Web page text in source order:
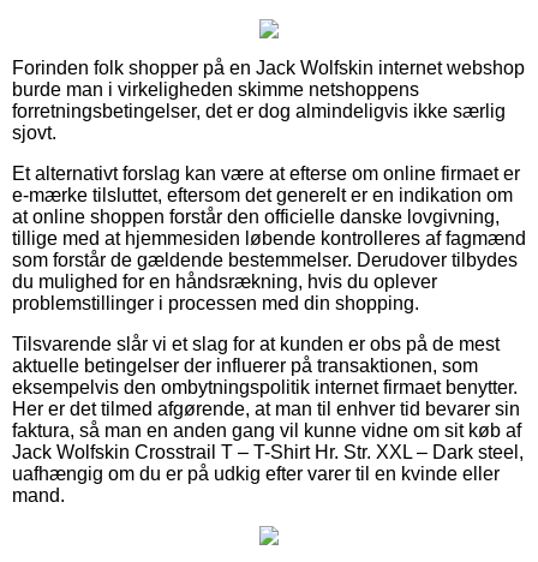
Forinden folk shopper på en Jack Wolfskin internet webshop
burde man i virkeligheden skimme netshoppens
forretningsbetingelser, det er dog almindeligvis ikke særlig
sjovt.
Et alternativt forslag kan være at efterse om online firmaet er
e-mærke tilsluttet, eftersom det generelt er en indikation om
at online shoppen forstår den officielle danske lovgivning,
tillige med at hjemmesiden løbende kontrolleres af fagmænd
som forstår de gældende bestemmelser. Derudover tilbydes
du mulighed for en håndsrækning, hvis du oplever
problemstillinger i processen med din shopping.
Tilsvarende slår vi et slag for at kunden er obs på de mest
aktuelle betingelser der influerer på transaktionen, som
eksempelvis den ombytningspolitik internet firmaet benytter.
Her er det tilmed afgørende, at man til enhver tid bevarer sin
faktura, så man en anden gang vil kunne vidne om sit køb af
Jack Wolfskin Crosstrail T – T-Shirt Hr. Str. XXL – Dark steel,
uafhængig om du er på udkig efter varer til en kvinde eller
mand.